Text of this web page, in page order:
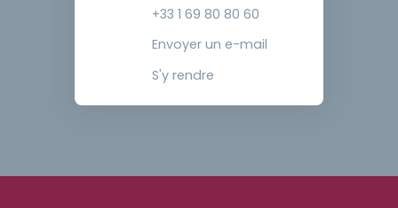
+33 1 69 80 80 60
Envoyer un e-mail
S'y rendre